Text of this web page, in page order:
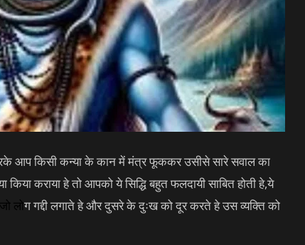
आप किसी कन्या के कान में मंत्र फूककर उसीसे सारे सवाल का
कराया हे तो आपको ये सिद्धि बहुत फलदायी साबित होती हे,ये
लोग गद्दी लगाते हे और दुसरे के दुःख को दूर करते हे उस व्यक्ति को